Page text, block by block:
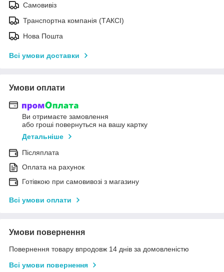
Самовивіз
Транспортна компанія (ТАКСІ)
Нова Пошта
Всі умови доставки
Умови оплати
Ви отримаєте замовлення
або гроші повернуться на вашу картку
Детальніше
Післяплата
Оплата на рахунок
Готівкою при самовивозі з магазину
Всі умови оплати
Умови повернення
Повернення товару впродовж 14 днів за домовленістю
Всі умови повернення